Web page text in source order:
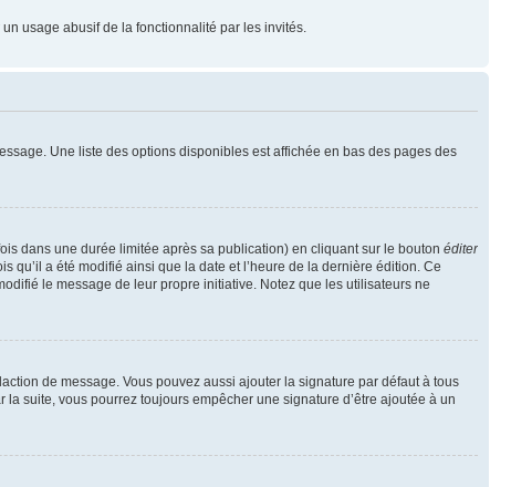
usage abusif de la fonctionnalité par les invités.
Une liste des options disponibles est affichée en bas des pages des
dans une durée limitée après sa publication) en cliquant sur le bouton éditer
qu’il a été modifié ainsi que la date et l’heure de la dernière édition. Ce
le message de leur propre initiative. Notez que les utilisateurs ne
de message. Vous pouvez aussi ajouter la signature par défaut à tous
la suite, vous pourrez toujours empêcher une signature d’être ajoutée à un